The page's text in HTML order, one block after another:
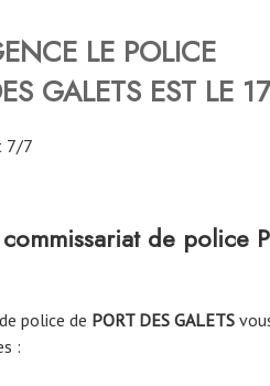
LE POLICE
GALETS EST LE 17
7/7
de police
police de PORT DES GALETS
: